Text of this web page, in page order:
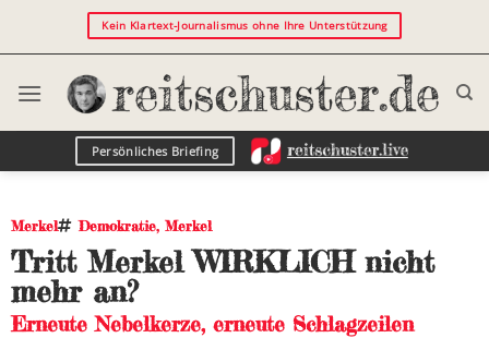
Kein Klartext-Journalismus ohne Ihre Unterstützung
Persönliches Briefing
Merkel Demokratie, Merkel
Tritt Merkel WIRKLICH nicht
mehr an?
Erneute Nebelkerze, erneute Schlagzeilen